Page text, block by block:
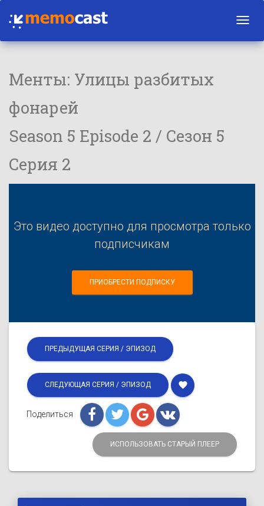
Менты: Улицы разбитых
фонарей
Season 5 Episode 2 / Сезон 5
Серия 2
Это видео доступно для просмотра только
подписчикам
ПРИОБРЕСТИ ПОДПИСКУ
ПРЕДЫДУЩАЯ СЕРИЯ / ЭПИЗОД
СЛЕДУЮЩАЯ СЕРИЯ / ЭПИЗОД favorite
Поделиться
ИСПОЛЬЗОВАТЬ СТАРЫЙ ПЛЕЕР